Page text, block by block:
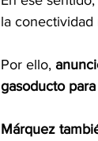
la
Por ello,
gasoducto
Márquez